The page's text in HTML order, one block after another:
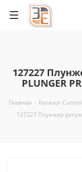
127227
PLUNGER
Главная - Каталог
127227 Плунжер